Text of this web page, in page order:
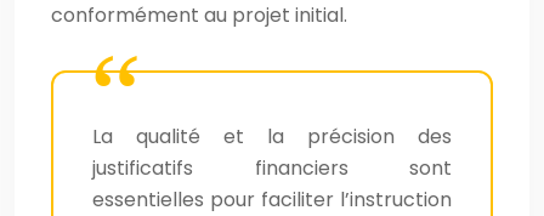
conformément au projet initial.
La qualité et la précision des
justificatifs financiers sont
essentielles pour faciliter l’instruction